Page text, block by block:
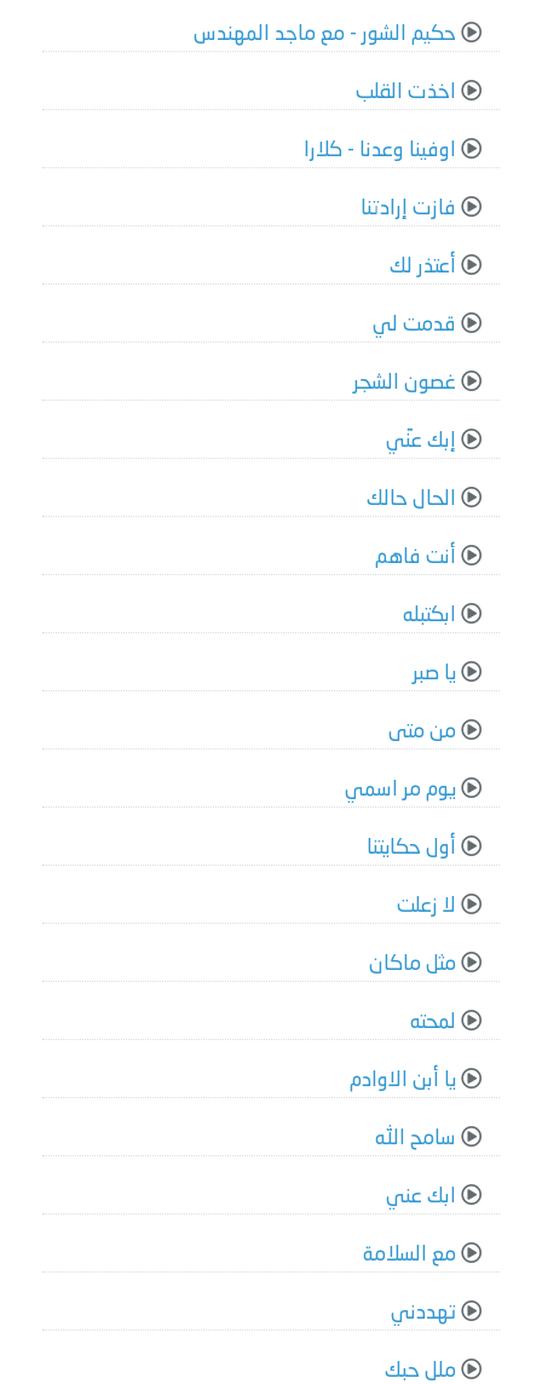
حكيم الشور - مع ماجد المهندس
اخذت القلب
اوفينا وعدنا - كلارا
فازت إرادتنا
أعتذر لك
قدمت لي
غصون الشجر
إبك عنّي
الحال حالك
أنت فاهم
ابكتبله
يا صبر
من متى
يوم مر اسمي
أول حكايتنا
لا زعلت
مثل ماكان
لمحته
يا أبن الاوادم
سامح الله
ابك عني
مع السلامة
تهددني
ملل حبك